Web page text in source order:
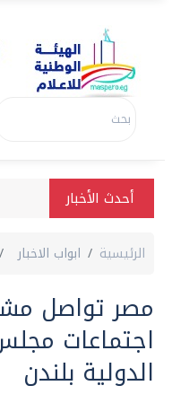
أحدث الأخبار
الرئيسية ابواب الاخبار
مصر تواصل
اجتماعات
الدولية بلندن